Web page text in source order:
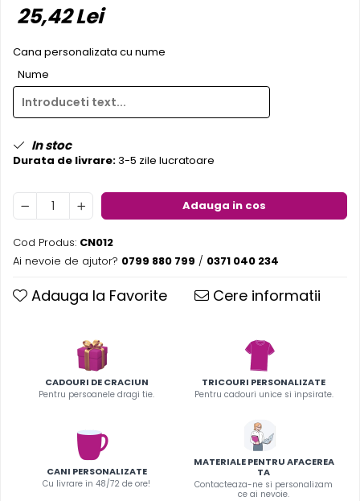
Pereti textili
Totem-uri
Green Screen
Lightbox
Arcade
Pereti
Mobilier portabil
Accesorii
Mese
Outdoor
Corturi Pliabile
Steaguri
Standuri Mari
Standuri Medii
Standuri Mici
25,42 Lei
Cana personalizata cu nume
Nume
In stoc
Durata de livrare:3-5 zile lucratoare
Adauga in cos
Cod Produs: CN012
Ai nevoie de ajutor? 0799 880 799 / 0371 040 234
Adauga la Favorite Cere informatii
CADOURI DE CRACIUN
Pentru persoanele dragi tie.
TRICOURI PERSONALIZATE
Pentru cadouri unice si inpsirate.
CANI PERSONALIZATE
Cu livrare in 48/72 de ore!
MATERIALE PENTRU AFACEREA
TA
Contacteaza-ne si personalizam
ce ai nevoie.